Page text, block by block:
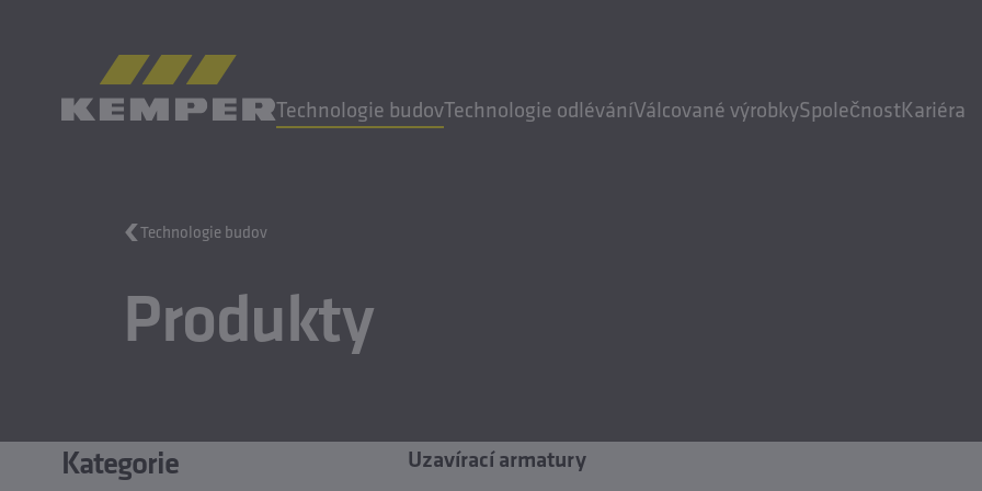
Technologie budovTechnologie odléváníVálcované výrobkySpolečnostKariéra
MENU
Technologie odlévání
Válcované výrobky
CS| CZ Přepínač jazyků
Technologie budov
Produkty
Kategorie Uzavírací armatury